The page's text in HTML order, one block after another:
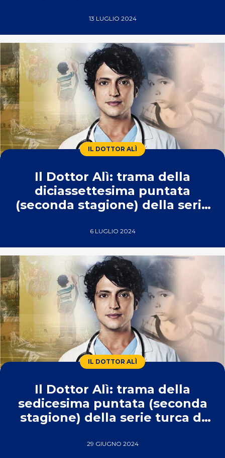
13 LUGLIO 2024
IL DOTTOR ALÌ
Il Dottor Alì: trama della
diciassettesima puntata
(seconda stagione) della serie
6 LUGLIO 2024
IL DOTTOR ALÌ
Il Dottor Alì: trama della
sedicesima puntata (seconda
stagione) della serie turca di
29 GIUGNO 2024